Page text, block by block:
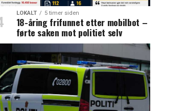
LOKALT 5 timer siden
18-åring frifunnet etter mobilbot –
førte saken mot politiet selv